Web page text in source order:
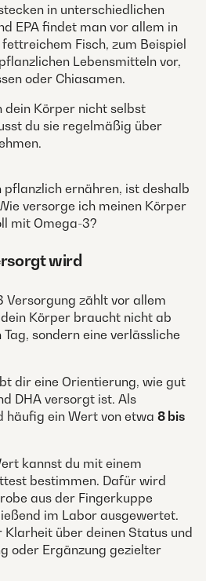
in unterschiedlichen
EPA findet man vor allem in
Fisch, zum Beispiel
Lebensmitteln vor,
oder Chiasamen.
dein Körper nicht selbst
du sie regelmäßig über
pflanzlich ernähren, ist deshalb
versorge ich meinen Körper
mit Omega-3?
wird
Versorgung zählt vor allem
Körper braucht nicht ab
sondern eine verlässliche
dir eine Orientierung, wie gut
DHA versorgt ist. Als
ein Wert von etwa 8 bis
kannst du mit einem
bestimmen. Dafür wird
aus der Fingerkuppe
im Labor ausgewertet.
über deinen Status und
oder Ergänzung gezielter